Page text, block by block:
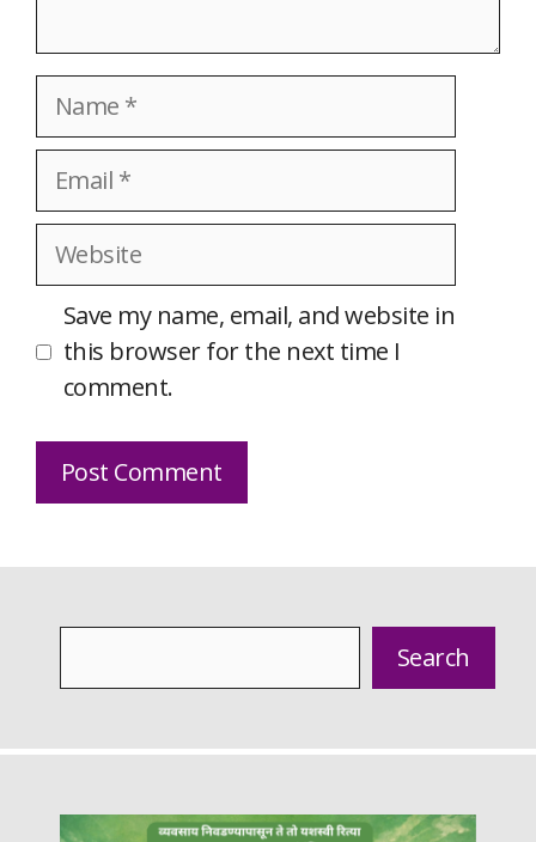
Name
Email
Website
Save my name, email, and website in
this browser for the next time I
comment.
Search